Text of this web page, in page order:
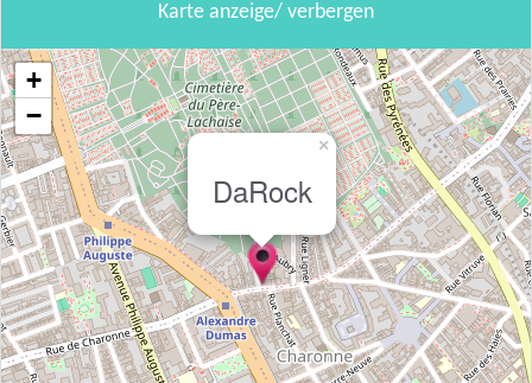
Karte anzeige/ verbergen
DaRock
×
+
−